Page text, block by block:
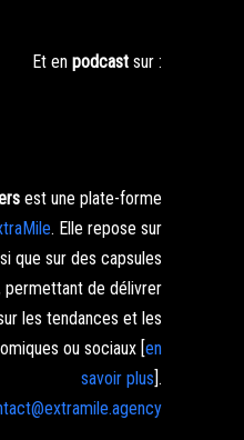
Et en podcast sur :
est une plate-forme
. Elle repose sur
que sur des capsules
permettant de délivrer
les tendances et les
ou sociaux [en
savoir plus].